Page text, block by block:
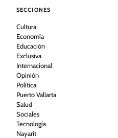
SECCIONES
Cultura
Economía
Educación
Exclusiva
Internacional
Opinión
Política
Puerto Vallarta
Salud
Sociales
Tecnología
Nayarit